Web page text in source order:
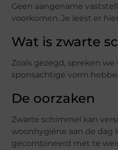
Geen aangename
voorkomen. Je leest er
Wat is zwarte
Zoals gezegd, spreken
sponsachtige vorm
De oorzaken
Zwarte schimmel kan
woonhygiëne aan de dag
gecombineerd met te